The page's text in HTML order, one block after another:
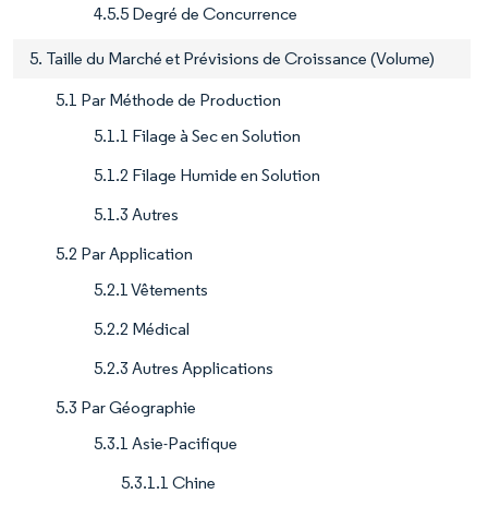
4.5.5 Degré de Concurrence
5. Taille du Marché et Prévisions de Croissance (Volume)
5.1 Par Méthode de Production
5.1.1 Filage à Sec en Solution
5.1.2 Filage Humide en Solution
5.1.3 Autres
5.2 Par Application
5.2.1 Vêtements
5.2.2 Médical
5.2.3 Autres Applications
5.3 Par Géographie
5.3.1 Asie-Pacifique
5.3.1.1 Chine